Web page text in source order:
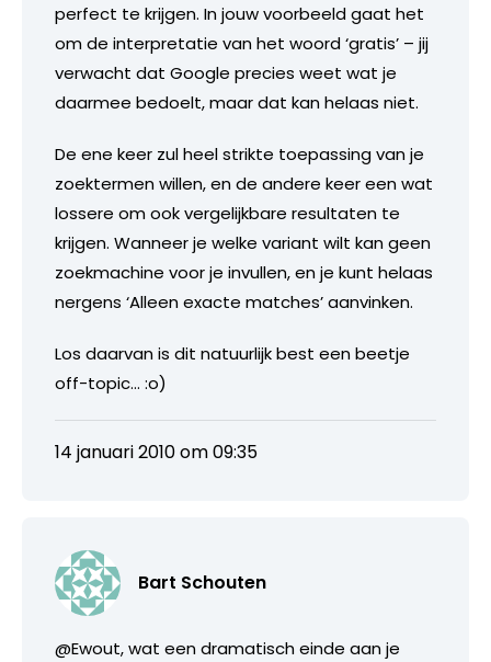
perfect te krijgen. In jouw voorbeeld gaat het
om de interpretatie van het woord ‘gratis’ – jij
verwacht dat Google precies weet wat je
daarmee bedoelt, maar dat kan helaas niet.
De ene keer zul heel strikte toepassing van je
zoektermen willen, en de andere keer een wat
lossere om ook vergelijkbare resultaten te
krijgen. Wanneer je welke variant wilt kan geen
zoekmachine voor je invullen, en je kunt helaas
nergens ‘Alleen exacte matches’ aanvinken.
Los daarvan is dit natuurlijk best een beetje
off-topic… :o)
14 januari 2010 om 09:35
Bart Schouten
@Ewout, wat een dramatisch einde aan je